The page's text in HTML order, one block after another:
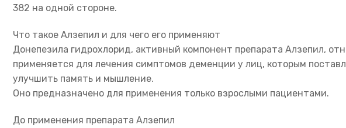
382 на одной стороне.
Что такое Алзепил и для чего его применяют
Донепезила гидрохлорид, активный компонент препарата Алзепил,
применяется для лечения симптомов деменции у лиц, которым
улучшить память и мышление.
Оно предназначено для применения только взрослыми пациентами.
До применения препарата Алзепил